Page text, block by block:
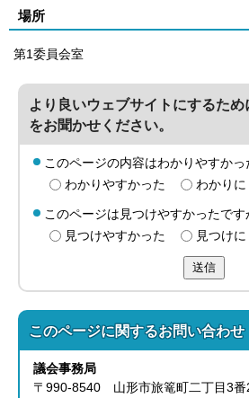
場所
第1委員会室
より良いウェブサイトにするた
をお聞かせください。
このページの内容はわかりやすかっ
わかりやすかった
わかり
このページは見つけやすかったです
見つけやすかった
見つけ
送信
このページに関するお問い合わせ
議会事務局
〒990-8540 山形市旅篭町二丁目3番